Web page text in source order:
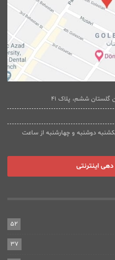
گلستان ششم، پلاک 41
دوشنبه و چهارشنبه از ساعت
اینترنتی
52
37